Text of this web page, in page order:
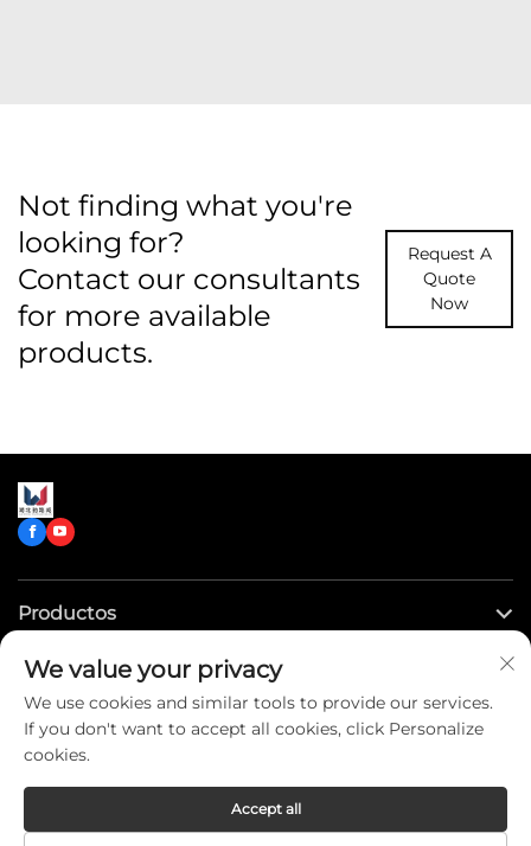
Not finding what you're
looking for?
Contact our consultants
for more available
products.
Request A
Quote
Now
Productos
Enlaces rápidos
Contáctenos
We value your privacy
We use cookies and similar tools to provide our services.
If you don't want to accept all cookies, click Personalize
cookies.
Accept all